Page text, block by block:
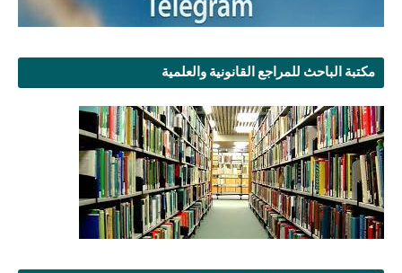
مكتبة الباحث للمراجع القانونية والعلمية